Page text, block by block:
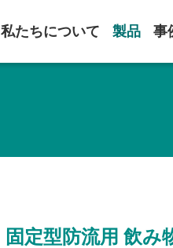
私たちについて 製品 事
固定型防流用 飲み